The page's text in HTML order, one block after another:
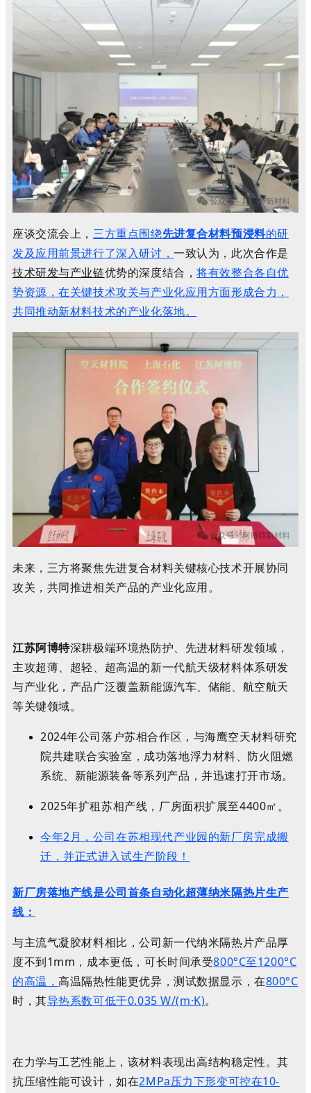
座谈交流会上，三方重点围绕先进复合材料预浸料的研
发及应用前景进行了深入研讨，一致认为，此次合作是
技术研发与产业链优势的深度结合，将有效整合各自优
势资源，在关键技术攻关与产业化应用方面形成合力，
共同推动新材料技术的产业化落地。
未来，三方将聚焦先进复合材料关键核心技术开展协同
攻关，共同推进相关产品的产业化应用。
江苏阿博特深耕极端环境热防护、先进材料研发领域，
主攻超薄、超轻、超高温的新一代航天级材料体系研发
与产业化，产品广泛覆盖新能源汽车、储能、航空航天
等关键领域。
2024年公司落户苏相合作区，与海鹰空天材料研究
院共建联合实验室，成功落地浮力材料、防火阻燃
系统、新能源装备等系列产品，并迅速打开市场。
2025年扩租苏相产线，厂房面积扩展至4400㎡。
今年2月，公司在苏相现代产业园的新厂房完成搬
迁，并正式进入试生产阶段！
新厂房落地产线是公司首条自动化超薄纳米隔热片生产
线：
与主流气凝胶材料相比，公司新一代纳米隔热片产品厚
度不到1mm，成本更低，可长时间承受800°C至1200°C
的高温，高温隔热性能更优异，测试数据显示，在800°C
时，其导热系数可低于0.035 W/(m·K)。
在力学与工艺性能上，该材料表现出高结构稳定性。其
抗压缩性能可设计，如在2MPa压力下形变可控在10-